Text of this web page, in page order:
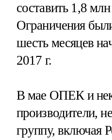
составить 1,8
Ограничения
шесть месяцев
2017 г.
В мае ОПЕК и
производители,
группу, включая